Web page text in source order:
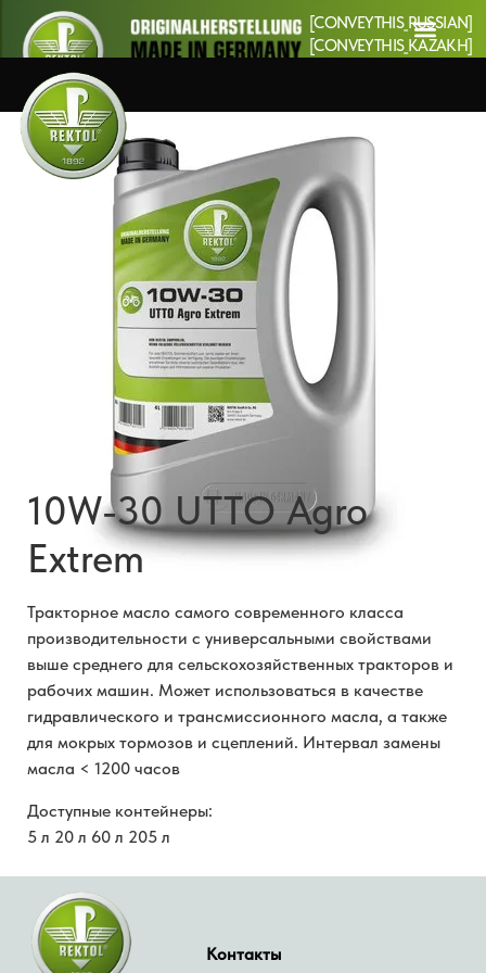
[CONVEYTHIS_RUSSIAN]
[CONVEYTHIS_KAZAKH]
10W-30 UTTO Agro
Extrem
Тракторное масло самого современного класса
производительности с универсальными свойствами
выше среднего для сельскохозяйственных тракторов и
рабочих машин. Может использоваться в качестве
гидравлического и трансмиссионного масла, а также
для мокрых тормозов и сцеплений. Интервал замены
масла < 1200 часов
Доступные контейнеры:
5 л 20 л 60 л 205 л
Контакты